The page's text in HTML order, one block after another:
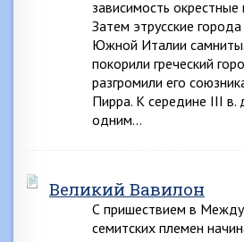
зависимость
Затем этрусские
Южной Италии
покорили греческий
разгромили его
Пирра. К середине III в.
одним…
Великий Вавилон
С пришествием в
семитских племен